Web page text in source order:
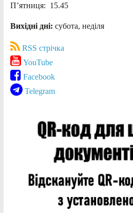
П’ятниця: 15.45
Вихідні дні: субота, неділя
RSS стрічка
YouTube
Facebook
Telegram